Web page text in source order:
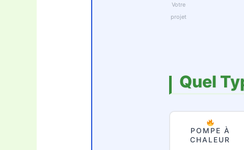
Votre
projet
Quel
POMPE À
CHALEUR